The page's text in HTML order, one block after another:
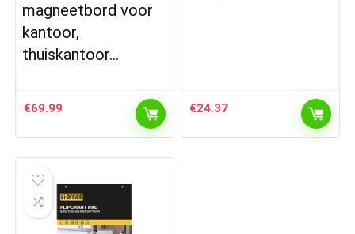
magneetbord voor
kantoor,
thuiskantoor…
€69.99 €24.37